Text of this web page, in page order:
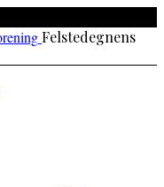
Felstedegnens